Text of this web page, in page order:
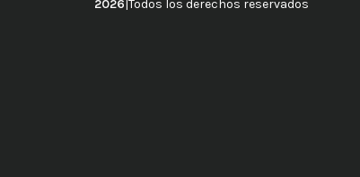
2026|Todos los derechos reservados